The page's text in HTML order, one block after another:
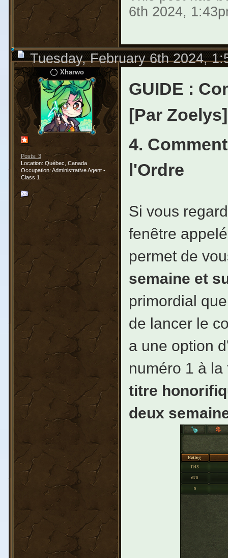
6th 2024,
Tuesday, February 6th 2024,
Xharwo
Posts: 3
Location: Québec, Canada
Occupation: Administrative Agent -
Class 1
GUIDE :
[Par Zoelys]
4.
l'Ordre
Si vous
fenêtre
permet de
semaine et
primordial
de lancer le
a une option
numéro 1 à
titre
deux